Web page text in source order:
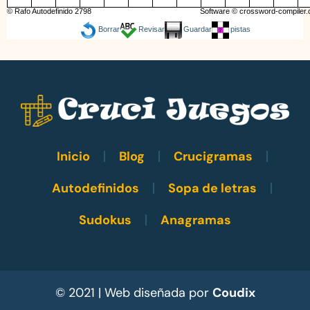
Borrar Revisar Guardar pistas
© Rafo Autodefinido 2798 Software © crossword-
Inicio Blog
Crucigramas
Autodefinidos
Sopa de letras
Sudokus
Anagramas
© 2021 | Web diseñada por Coudix